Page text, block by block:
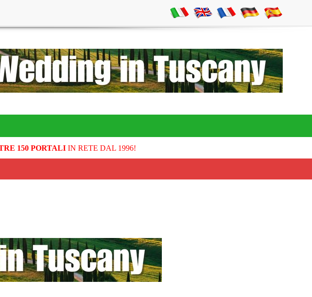
150 PORTALIIN RETE DAL 1996!